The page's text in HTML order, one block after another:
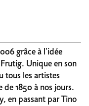
grâce à l'idée
Unique en son
tous les artistes
1850 à nos jours.
en passant par Tino